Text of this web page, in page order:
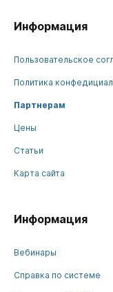
Информация
Пользовательское
Политика
Партнерам
Цены
Статьи
Карта сайта
Информация
Вебинары
Справка по системе